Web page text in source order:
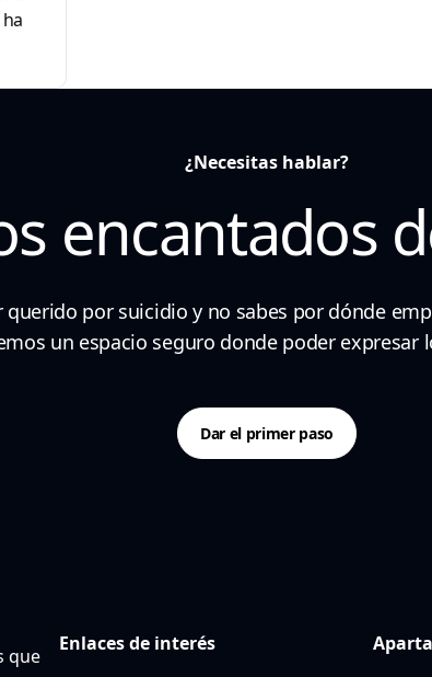
¿Necesitas hablar?
encantados
querido por suicidio y no sabes por dónde
un espacio seguro donde poder
Dar el primer paso
que
Enlaces de interés